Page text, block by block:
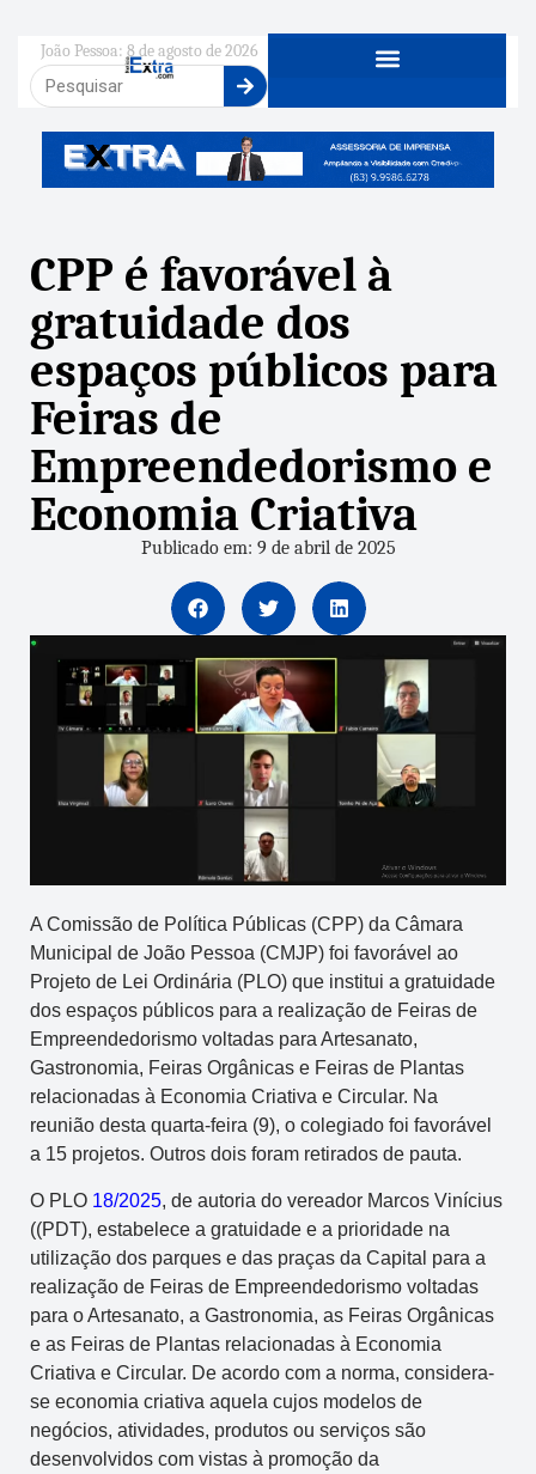
João Pessoa: 8 de agosto de 2026
CPP é favorável à
gratuidade dos
espaços públicos para
Feiras de
Empreendedorismo e
Economia Criativa
Publicado em: 9 de abril de 2025
A Comissão de Política Públicas (CPP) da Câmara
Municipal de João Pessoa (CMJP) foi favorável ao
Projeto de Lei Ordinária (PLO) que institui a gratuidade
dos espaços públicos para a realização de Feiras de
Empreendedorismo voltadas para Artesanato,
Gastronomia, Feiras Orgânicas e Feiras de Plantas
relacionadas à Economia Criativa e Circular. Na
reunião desta quarta-feira (9), o colegiado foi favorável
a 15 projetos. Outros dois foram retirados de pauta.
O PLO 18/2025, de autoria do vereador Marcos Vinícius
((PDT), estabelece a gratuidade e a prioridade na
utilização dos parques e das praças da Capital para a
realização de Feiras de Empreendedorismo voltadas
para o Artesanato, a Gastronomia, as Feiras Orgânicas
e as Feiras de Plantas relacionadas à Economia
Criativa e Circular. De acordo com a norma, considera-
se economia criativa aquela cujos modelos de
negócios, atividades, produtos ou serviços são
desenvolvidos com vistas à promoção da